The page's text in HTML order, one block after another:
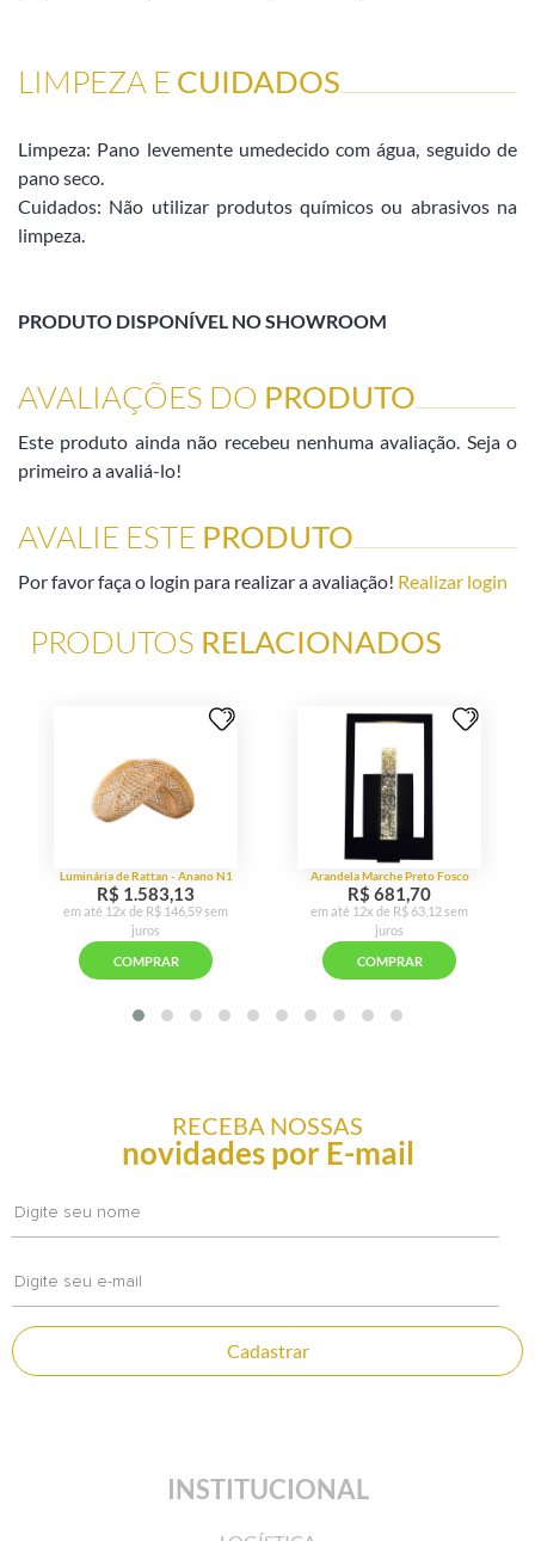
LIMPEZA E CUIDADOS
Limpeza: Pano levemente umedecido com água, seguido de
pano seco.
Cuidados: Não utilizar produtos químicos ou abrasivos na
limpeza.
PRODUTO DISPONÍVEL NO SHOWROOM
AVALIAÇÕES DO PRODUTO
Este produto ainda não recebeu nenhuma avaliação. Seja o
primeiro a avaliá-lo!
AVALIE ESTE PRODUTO
Por favor faça o login para realizar a avaliação! Realizar login
PRODUTOS RELACIONADOS
RECEBA NOSSAS
novidades por E-mail
Cadastrar
INSTITUCIONAL